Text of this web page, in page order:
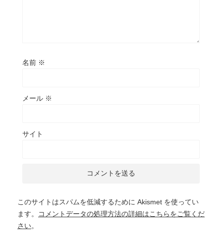
名前 ※
メール ※
サイト
このサイトはスパムを低減するために Akismet を使ってい
ます。
コメントデータの処理方法の詳細はこちらをご覧くだ
さい。